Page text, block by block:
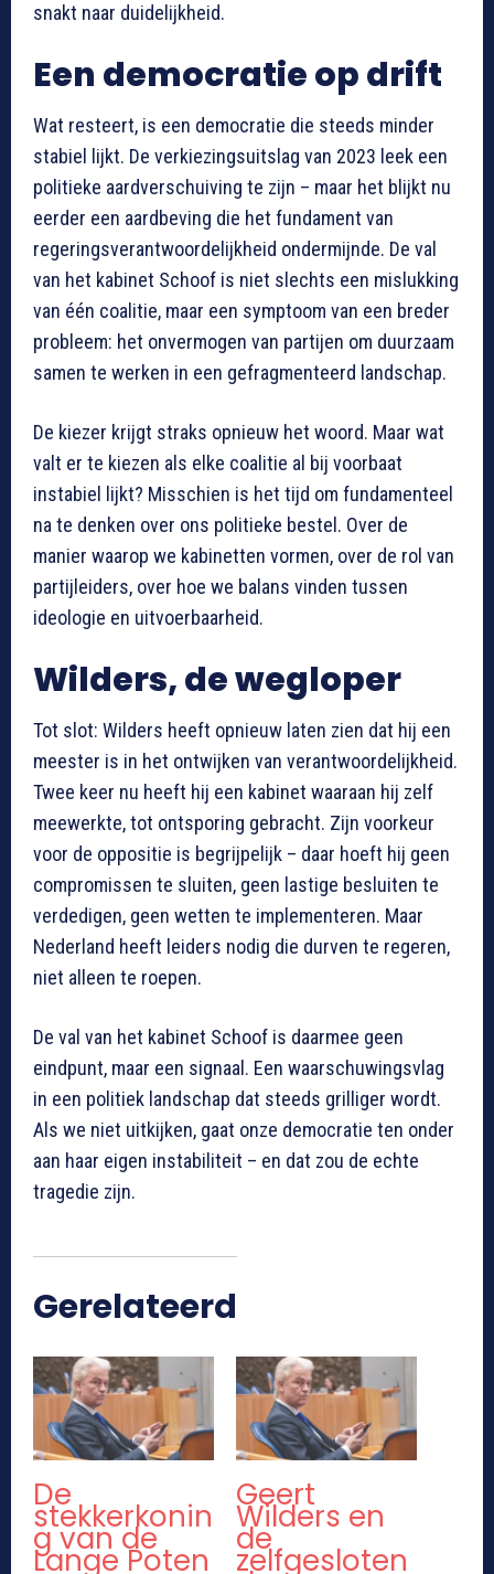
snakt naar duidelijkheid.
Een democratie op drift
Wat resteert, is een democratie die steeds minder
stabiel lijkt. De verkiezingsuitslag van 2023 leek een
politieke aardverschuiving te zijn – maar het blijkt nu
eerder een aardbeving die het fundament van
regeringsverantwoordelijkheid ondermijnde. De val
van het kabinet Schoof is niet slechts een mislukking
van één coalitie, maar een symptoom van een breder
probleem: het onvermogen van partijen om duurzaam
samen te werken in een gefragmenteerd landschap.
De kiezer krijgt straks opnieuw het woord. Maar wat
valt er te kiezen als elke coalitie al bij voorbaat
instabiel lijkt? Misschien is het tijd om fundamenteel
na te denken over ons politieke bestel. Over de
manier waarop we kabinetten vormen, over de rol van
partijleiders, over hoe we balans vinden tussen
ideologie en uitvoerbaarheid.
Wilders, de wegloper
Tot slot: Wilders heeft opnieuw laten zien dat hij een
meester is in het ontwijken van verantwoordelijkheid.
Twee keer nu heeft hij een kabinet waaraan hij zelf
meewerkte, tot ontsporing gebracht. Zijn voorkeur
voor de oppositie is begrijpelijk – daar hoeft hij geen
compromissen te sluiten, geen lastige besluiten te
verdedigen, geen wetten te implementeren. Maar
Nederland heeft leiders nodig die durven te regeren,
niet alleen te roepen.
De val van het kabinet Schoof is daarmee geen
eindpunt, maar een signaal. Een waarschuwingsvlag
in een politiek landschap dat steeds grilliger wordt.
Als we niet uitkijken, gaat onze democratie ten onder
aan haar eigen instabiliteit – en dat zou de echte
tragedie zijn.
Gerelateerd
De
stekkerkonin
g van de
Lange Poten
Geert
Wilders en
de
zelfgesloten